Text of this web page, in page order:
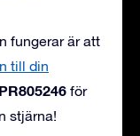
fungerar är att
till din
för
stjärna!